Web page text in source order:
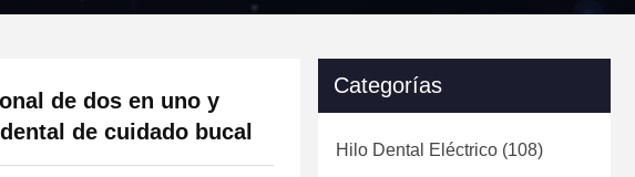
de dos en uno y
de cuidado bucal
Categorías
Hilo Dental Eléctrico (108)